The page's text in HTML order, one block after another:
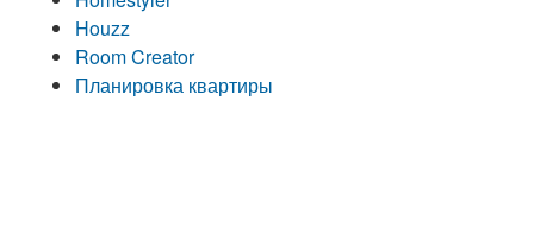
Houzz
Room Creator
Планировка квартиры